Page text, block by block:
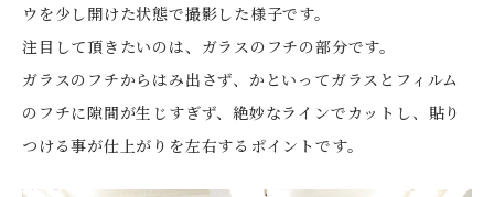
ウを少し開けた状態で撮影した様子です。
注目して頂きたいのは、ガラスのフチの部分です。
ガラスのフチからはみ出さず、かといってガラスとフィルム
のフチに隙間が生じすぎず、絶妙なラインでカットし、貼り
つける事が仕上がりを左右するポイントです。